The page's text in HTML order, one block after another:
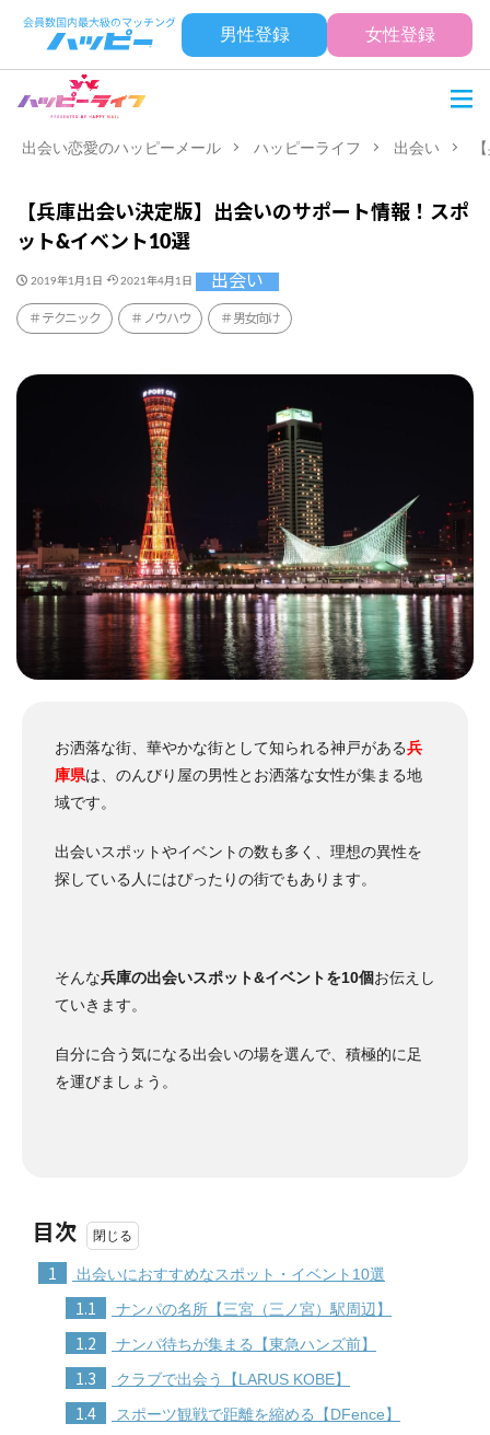
男性登録 女性登録
出会い恋愛のハッピーメール ハッピーライフ 出会い
【兵庫出会い決定版】出会いのサポート情報！スポ
ット&イベント10選
2019年1月1日 2021年4月1日 出会い
テクニック ノウハウ 男女向け
お洒落な街、華やかな街として知られる神戸がある兵
庫県は、のんびり屋の男性とお洒落な女性が集まる地
域です。
出会いスポットやイベントの数も多く、理想の異性を
探している人にはぴったりの街でもあります。
そんな兵庫の出会いスポット&イベントを10個お伝えし
ていきます。
自分に合う気になる出会いの場を選んで、積極的に足
を運びましょう。
目次
1 出会いにおすすめなスポット・イベント10選
1.1 ナンパの名所【三宮（三ノ宮）駅周辺】
1.2 ナンパ待ちが集まる【東急ハンズ前】
1.3 クラブで出会う【LARUS KOBE】
1.4 スポーツ観戦で距離を縮める【DFence】